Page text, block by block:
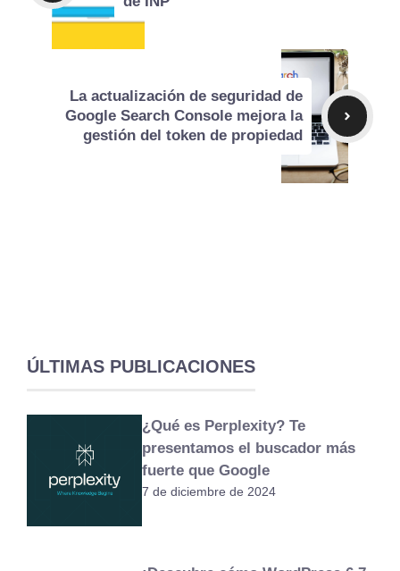
La actualización de seguridad de
Google Search Console mejora la
gestión del token de propiedad
ÚLTIMAS PUBLICACIONES
¿Qué es Perplexity? Te
presentamos el buscador más
fuerte que Google
7 de diciembre de 2024